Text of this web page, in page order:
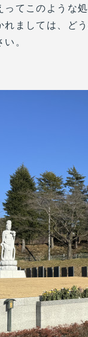
ってこのような
れましては、ど
。